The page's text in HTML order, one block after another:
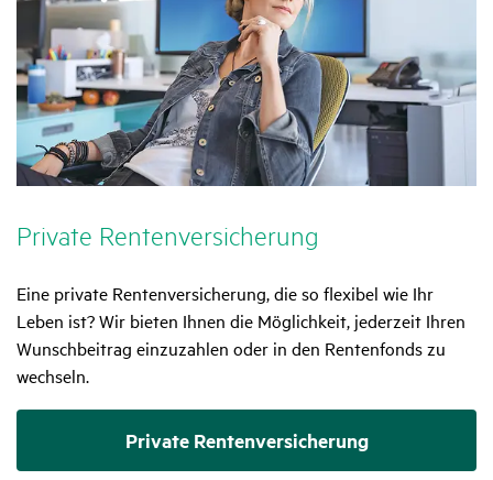
Private Renten­ver­si­che­rung
Eine private Rentenversicherung, die so flexibel wie Ihr
Leben ist? Wir bieten Ihnen die Möglichkeit, jederzeit Ihren
Wunschbeitrag einzuzahlen oder in den Rentenfonds zu
wechseln.
Private Rentenversicherung